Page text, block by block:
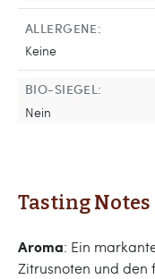
ALLERGENE:
Keine
BIO-SIEGEL:
Nein
Tasting Notes
Aroma: Ein
Zitrusnoten und den